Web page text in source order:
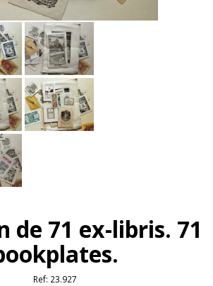
de 71 ex-libris. 71
Ref: 23.927